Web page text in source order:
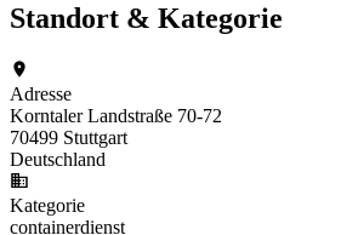
Standort & Kategorie
Adresse
Korntaler Landstraße 70-72
70499 Stuttgart
Deutschland
Kategorie
containerdienst